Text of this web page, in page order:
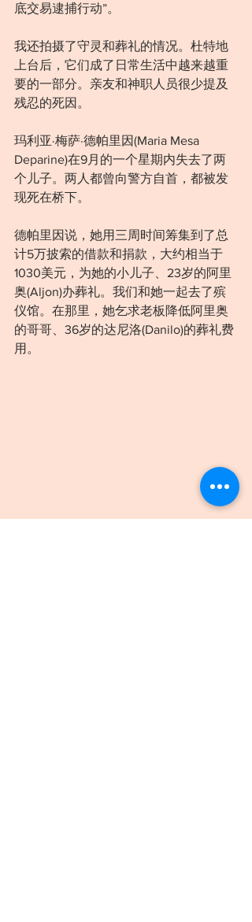
底交易逮捕行动”。
我还拍摄了守灵和葬礼的情况。杜特地
上台后，它们成了日常生活中越来越重
要的一部分。亲友和神职人员很少提及
残忍的死因。
玛利亚·梅萨·德帕里因(Maria Mesa
Deparine)在9月的一个星期内失去了两
个儿子。两人都曾向警方自首，都被发
现死在桥下。
德帕里因说，她用三周时间筹集到了总
计5万披索的借款和捐款，大约相当于
1030美元，为她的小儿子、23岁的阿里
奥(Aljon)办葬礼。我们和她一起去了殡
仪馆。在那里，她乞求老板降低阿里奥
的哥哥、36岁的达尼洛(Danilo)的葬礼费
用。